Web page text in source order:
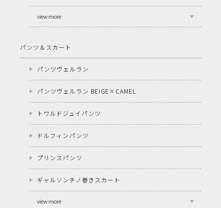
view more
パンツ＆スカート
パンツヴェルラン
パンツヴェルラン BEIGE×CAMEL
トワルドジュイパンツ
ドルフィンパンツ
プリンスパンツ
ギャルソンチノ巻きスカート
view more